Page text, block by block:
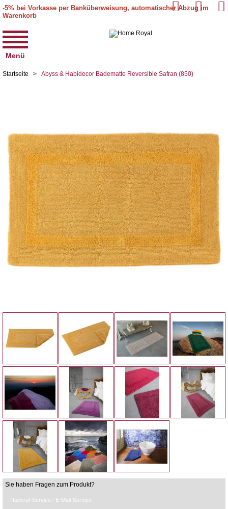
-5% bei Vorkasse per Banküberweisung, automatischer Abzug im
Warenkorb
Menü
Startseite > Abyss & Habidecor Badematte Reversible Safran (850)
Sie haben Fragen zum Produkt?
Rückruf-Service / E-Mail-Service